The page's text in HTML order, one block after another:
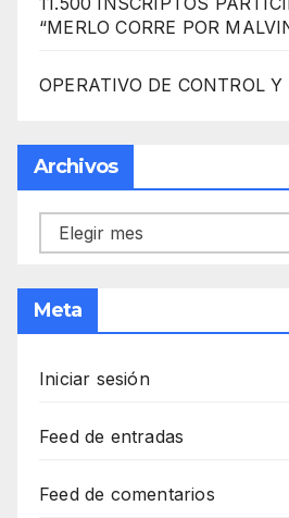
“MERLO CORRE POR
OPERATIVO DE CONTROL Y
Archivos
Archivos
Meta
Iniciar sesión
Feed de entradas
Feed de comentarios